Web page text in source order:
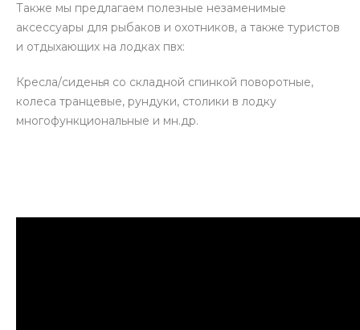
Также мы предлагаем полезные незаменимые
аксессуары для рыбаков и охотников, а также туристов
и отдыхающих на лодках пвх:
Кресла/сиденья со складной спинкой поворотные,
колеса транцевые, рундуки, столики в лодку
многофункциональные и мн.др.